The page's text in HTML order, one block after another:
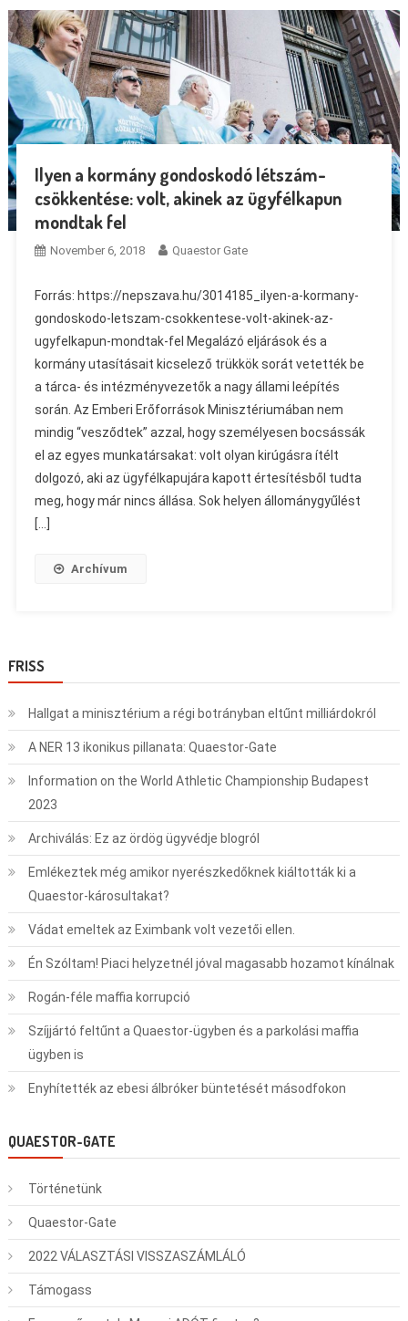
Ilyen a kormány gondoskodó létszám-
csökkentése: volt, akinek az ügyfélkapun
mondtak fel
November 6, 2018 Quaestor Gate
Forrás: https://nepszava.hu/3014185_ilyen-a-kormany-
gondoskodo-letszam-csokkentese-volt-akinek-az-
ugyfelkapun-mondtak-fel Megalázó eljárások és a
kormány utasításait kicselező trükkök sorát vetették be
a tárca- és intézményvezetők a nagy állami leépítés
során. Az Emberi Erőforrások Minisztériumában nem
mindig “vesződtek” azzal, hogy személyesen bocsássák
el az egyes munkatársakat: volt olyan kirúgásra ítélt
dolgozó, aki az ügyfélkapujára kapott értesítésből tudta
meg, hogy már nincs állása. Sok helyen állománygyűlést
[…]
Archívum
FRISS
Hallgat a minisztérium a régi botrányban eltűnt milliárdokról
A NER 13 ikonikus pillanata: Quaestor-Gate
Information on the World Athletic Championship Budapest
2023
Archiválás: Ez az ördög ügyvédje blogról
Emlékeztek még amikor nyerészkedőknek kiáltották ki a
Quaestor-károsultakat?
Vádat emeltek az Eximbank volt vezetői ellen.
Én Szóltam! Piaci helyzetnél jóval magasabb hozamot kínálnak
Rogán-féle maffia korrupció
Szíjjártó feltűnt a Quaestor-ügyben és a parkolási maffia
ügyben is
Enyhítették az ebesi álbróker büntetését másodfokon
QUAESTOR-GATE
Történetünk
Quaestor-Gate
2022 VÁLASZTÁSI VISSZASZÁMLÁLÓ
Támogass